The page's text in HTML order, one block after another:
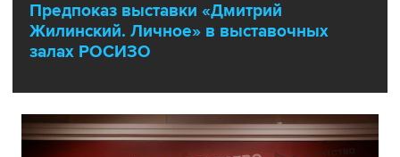
Предпоказ выставки «Дмитрий
Жилинский. Личное» в выставочных
залах РОСИЗО